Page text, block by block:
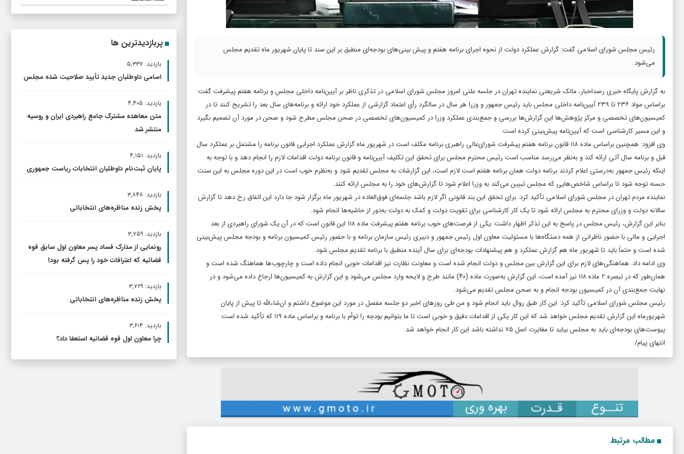
رئیس مجلس شورای اسلامی گفت: گزارش عملکرد دولت از نحوه اجرای برنامه هفتم و پیش بینی‌های بودجه‌ای منطبق بر این سند تا پایان شهریور ماه تقدیم مجلس
می‌شود.
به گزارش پایگاه خبری رصداخبار، مالک شریعتی نماینده تهران در جلسه علنی امروز مجلس شورای اسلامی در تذکری ناظر بر آیین‌نامه داخلی مجلس و برنامه هفتم پیشرفت گفت:
براساس مواد ۲۳۶ تا ۲۳۹ آیین‌نامه داخلی مجلس باید رئیس جمهور و وزرا هر سال در سالگرد رأی اعتماد گزارشی از عملکرد خود ارائه و برنامه‌های سال بعد را تشریح کنند تا در
کمیسیون‌های تخصصی و مرکز پژوهش‌ها این گزارش‌ها بررسی و جمع‌بندی عملکرد وزرا در کمیسیون‌های تخصصی در صحن مجلس مطرح شود و صحن در مورد آن تصمیم بگیرد
و این مسیر کارشناسی است که آیین‌نامه پیش‌بینی کرده است.
وی افزود: همچنین براساس ماده ۱۱۸ قانون برنامه هفتم پیشرفت شورای‌عالی راهبری برنامه مکلف است در شهریور ماه گزارش عملکرد اجرایی قانون برنامه را مشتمل بر عملکرد سال
قبل و برنامه سال آتی ارائه کند و به‌نظر می‌رسد مناسب است رئیس محترم مجلس برای تحقق این تکلیف آیین‌نامه و قانون برنامه دولت اقدامات لازم را انجام دهد و با توجه به
اینکه رئیس جمهور به‌درستی اعلام کردند برنامه دولت همان برنامه هفتم است لازم است، این گزارشات به مجلس تقدیم شود و به‌نظرم خوب است در این دوره مجلس به این سنت
حسنه توجه شود تا براساس شاخص‌هایی که مجلس تبیین می‌کند به وزرا اعلام شود تا گزارش‌های خود را به مجلس ارائه کنند.
نماینده مردم تهران در مجلس شورای اسلامی تأکید کرد: برای تحقق این بند قانونی اگر لازم باشد جلسه‌ای فوق‌العاده در شهریور ماه برگزار شود جا دارد این اتفاق رخ دهد تا گزارش
سالانه دولت و وزرای محترم به مجلس ارائه شود تا یک کار کارشناسی برای تقویت دولت و کمک به دولت به‌دور از حاشیه‌ها انجام شود.
بنابر این گزارش، رئیس مجلس در پاسخ به این تذکر اظهار داشت: یکی از فرصت‌های خوب برنامه هفتم پیشرفت ماده ۱۱۸ این قانون است که در آن یک شورای راهبردی از بعد
اجرایی و مالی با حضور ناظرانی از همه دستگاه‌ها با مسئولیت معاون اول رئیس جمهور و دبیری رئیس سازمان برنامه و با حضور رئیس کمیسیون برنامه و بودجه مجلس پیش‌بینی
شده است و حتماً باید تا شهریور ماه هم گزارش عملکرد و هم پیشنهادات بودجه‌ای برای سال آینده منطبق با برنامه تقدیم مجلس شود.
وی ادامه داد: هماهنگی‌های لازم برای این گزارش بین مجلس و دولت انجام شده است و معاونت نظارت نیز اقدامات خوبی انجام داده است و چارچوب‌ها هماهنگ شده است و
همان‌طور که در تبصره ۲ ماده ۱۱۸ نیز آمده است، این گزارش به‌صورت ماده (۴۰) مانند طرح و لایحه وارد مجلس می‌شود و این گزارش به کمیسیون‌ها ارجاع داده می‌شود و در
نهایت جمع‌بندی آن در کمیسیون بودجه انجام و به صحن مجلس تقدیم می‌شود.
رئیس مجلس شورای اسلامی تأکید کرد: این کار طبق روال باید انجام شود و من طی روزهای اخیر دو جلسه مفصل در مورد این موضوع داشتم و ان‌شاءالله تا پیش از پایان
شهریورماه این گزارش تقدیم مجلس خواهد شد که این کار یکی از اقدامات دقیق و خوبی است تا ما بتوانیم بودجه را توأم با برنامه و براساس ماده ۱۱۹ که تأکید شده است
پیوست‌های بودجه‌ای باید به مجلس بیاید تا مغایرت اصل ۷۵ نداشته باشد این کار انجام خواهد شد.
انتهای پیام/
مطالب مرتبط
پربازدیدترین ها
بازدید: ۵,۳۳۷
اسامی داوطلبان جدید تأیید صلاحیت شده مجلس
بازدید: ۴,۴۰۵
متن معاهده مشترک جامع راهبردی ایران و روسیه
منتشر شد
بازدید: ۴,۱۵۱
پایان ثبت‌نام داوطلبان انتخابات ریاست جمهوری
بازدید: ۳,۸۴۸
پخش زنده مناظره‌های انتخاباتی
بازدید: ۳,۷۵۹
رونمایی از مدارک فساد پسر معاون اول سابق قوه
قضائیه که اعترافات خود را پس گرفته بود!
بازدید: ۳,۷۲۹
پخش زنده مناظره‌های انتخاباتی
بازدید: ۳,۶۱۴
چرا معاون اول قوه قضائیه استعفا داد؟